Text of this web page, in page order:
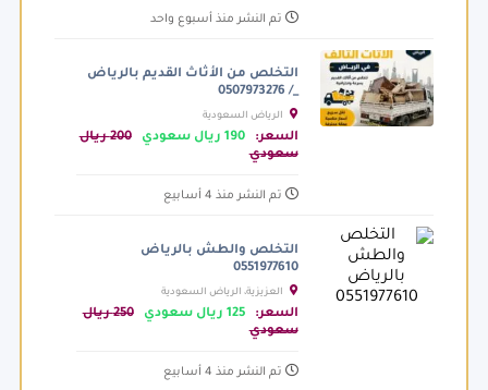
تم النشر منذ أسبوع واحد
التخلص من الأثاث القديم بالرياض
_/ 0507973276
السعر: 190 ريال سعودي
200 ريال
سعودي
تم النشر منذ 4 أسابيع
التخلص والطش بالرياض
0551977610
السعر: 125 ريال سعودي
250 ريال
سعودي
تم النشر منذ 4 أسابيع